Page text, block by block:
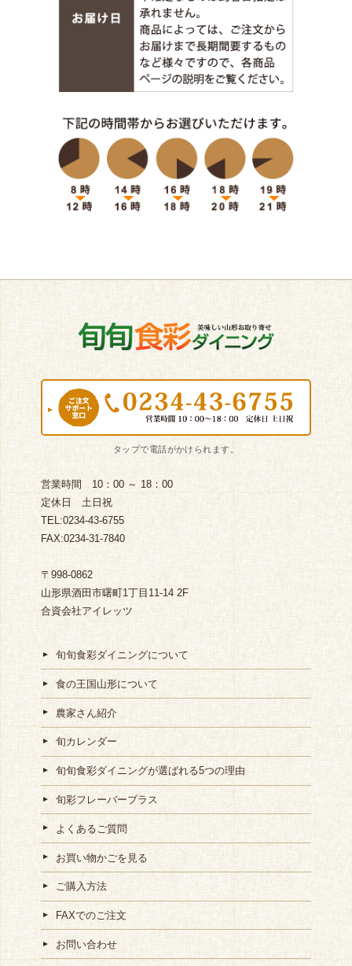
営業時間 10：00 ～ 18：00
定休日 土日祝
TEL:0234-43-6755
FAX:0234-31-7840
〒998-0862
山形県酒田市曙町1丁目11-14 2F
合資会社アイレッツ
旬旬食彩ダイニングについて
食の王国山形について
農家さん紹介
旬カレンダー
旬旬食彩ダイニングが選ばれる5つの理由
旬彩フレーバープラス
よくあるご質問
お買い物かごを見る
ご購入方法
FAXでのご注文
お問い合わせ